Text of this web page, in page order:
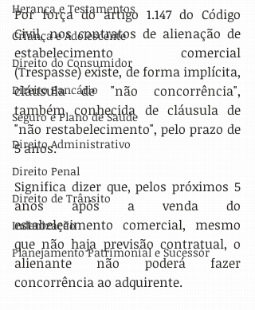
Herança e Testamentos
Criança e Adolescente
Direito do Consumidor
Direito Bancário
Seguro e Plano de Saúde
Direito Administrativo
Direito Penal
Direito de Trânsito
Indenização
Planejamento Patrimonial e Sucessór
Por força do artigo 1.147 do Código
Civil, nos contratos de alienação de
estabelecimento comercial
(Trespasse) existe, de forma implícita,
cláusula de "não concorrência",
também conhecida de cláusula de
"não restabelecimento", pelo prazo de
5 anos.
Significa dizer que, pelos próximos 5
anos após a venda do
estabelecimento comercial, mesmo
que não haja previsão contratual, o
alienante não poderá fazer
concorrência ao adquirente.